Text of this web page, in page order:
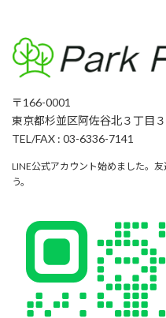
〒166-0001
東京都杉並区阿佐谷北３丁目
TEL/FAX : 03-6336-7141
LINE公式アカウント始めました。
う。